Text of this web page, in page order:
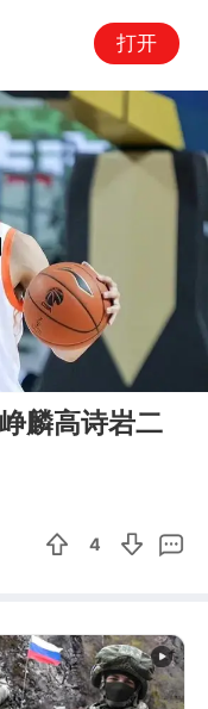
打开
04:45
麟高诗岩二
4